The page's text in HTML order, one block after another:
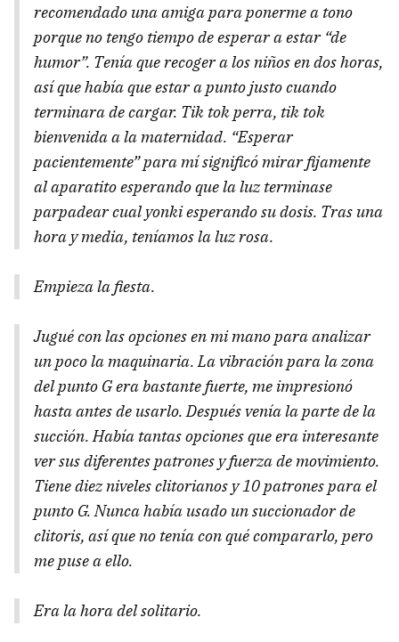
recomendado una amiga para ponerme a tono
porque no tengo tiempo de esperar a estar “de
humor”. Tenía que recoger a los niños en dos horas,
así que había que estar a punto justo cuando
terminara de cargar. Tik tok perra, tik tok
bienvenida a la maternidad. “Esperar
pacientemente” para mí significó mirar fijamente
al aparatito esperando que la luz terminase
parpadear cual yonki esperando su dosis. Tras una
hora y media, teníamos la luz rosa.
Empieza la fiesta.
Jugué con las opciones en mi mano para analizar
un poco la maquinaria. La vibración para la zona
del punto G era bastante fuerte, me impresionó
hasta antes de usarlo. Después venía la parte de la
succión. Había tantas opciones que era interesante
ver sus diferentes patrones y fuerza de movimiento.
Tiene diez niveles clitorianos y 10 patrones para el
punto G. Nunca había usado un succionador de
clitoris, así que no tenía con qué compararlo, pero
me puse a ello.
Era la hora del solitario.